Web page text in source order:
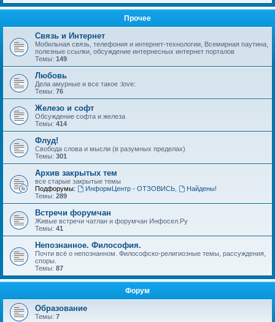
Прочее
Связь и Интернет
Мобильная связь, телефония и интернет-технологии, Всемирная паутина,
полезные ссылки, обсуждение интернесных интернет порталов
Темы: 149
Любовь
Дела амурные и все такое :love:
Темы: 76
Железо и софт
Обсуждение софта и железа
Темы: 414
Флуд!
Свобода слова и мысли (в разумных пределах)
Темы: 301
Архив закрытых тем
все старые закрытые темы
Подфорумы:
ИнформЦентр - ОТЗОВИСЬ,
Найдены!
Темы: 289
Встречи форумчан
Живые встречи чатлан и форумчан Инфосел.Ру
Темы: 41
Непознанное. Философия.
Почти всё о непознанном. Философско-религиозные темы, рассуждения,
споры.
Темы: 87
Форум
Образование
Темы: 7